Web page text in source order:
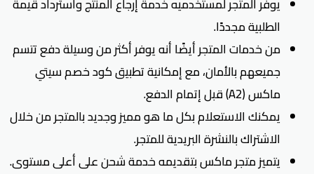
يوفر المتجر لمستخدميه خدمة إرجاع المنتج واسترداد قيمة
الطلبية مجددًا.
من خدمات المتجر أيضًا أنه يوفر أكثر من وسيلة دفع تتسم
جميعهم بالأمان، مع إمكانية تطبيق كود خصم سيتي
ماكس (A2) قبل إتمام الدفع.
يمكنك الاستعلام بكل ما هو مميز وجديد بالمتجر من خلال
الاشتراك بالنشرة البريدية للمتجر.
يتميز متجر ماكس بتقديمه خدمة شحن على أعلى مستوى.